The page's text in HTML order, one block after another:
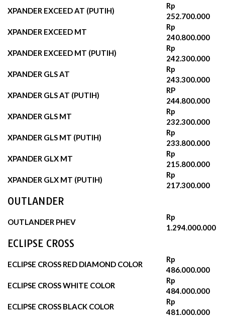
XPANDER EXCEED AT (PUTIH)
Rp
252.700.000‬
XPANDER EXCEED MT
Rp
240.800.000‬
XPANDER EXCEED MT (PUTIH)
Rp
242.300.000‬
XPANDER GLS AT
Rp
243.300.000
XPANDER GLS AT (PUTIH)
RP
244.800.000‬
XPANDER GLS MT
Rp
232.300.000‬
XPANDER GLS MT (PUTIH)
Rp
233.800.000
XPANDER GLX MT
Rp
215.800.000
XPANDER GLX MT (PUTIH)
Rp
217.300.000
OUTLANDER
OUTLANDER PHEV
Rp
1.294.000.000
ECLIPSE CROSS
ECLIPSE CROSS RED DIAMOND COLOR
Rp
486.000.000
ECLIPSE CROSS WHITE COLOR
Rp
484.000.000
ECLIPSE CROSS BLACK COLOR
Rp
481.000.000